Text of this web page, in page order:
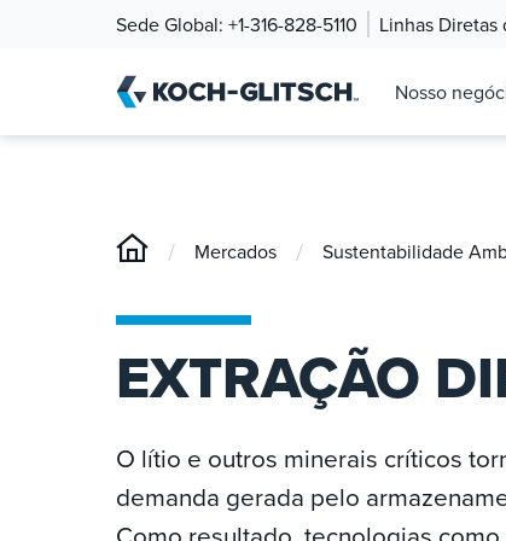
Sede Global: +1-316-828-5110 Linhas
Nosso
/ Mercados / Sustentabilidade
EXTRAÇÃO
O lítio e outros minerais críticos
demanda gerada pelo